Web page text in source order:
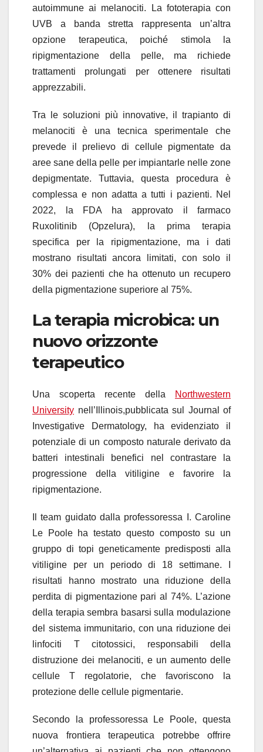
autoimmune ai melanociti. La fototerapia con
UVB a banda stretta rappresenta un’altra
opzione terapeutica, poiché stimola la
ripigmentazione della pelle, ma richiede
trattamenti prolungati per ottenere risultati
apprezzabili.
Tra le soluzioni più innovative, il trapianto di
melanociti è una tecnica sperimentale che
prevede il prelievo di cellule pigmentate da
aree sane della pelle per impiantarle nelle zone
depigmentate. Tuttavia, questa procedura è
complessa e non adatta a tutti i pazienti. Nel
2022, la FDA ha approvato il farmaco
Ruxolitinib (Opzelura), la prima terapia
specifica per la ripigmentazione, ma i dati
mostrano risultati ancora limitati, con solo il
30% dei pazienti che ha ottenuto un recupero
della pigmentazione superiore al 75%.
La terapia microbica: un
nuovo orizzonte
terapeutico
Una scoperta recente della
Northwestern
University nell’Illinois,pubblicata sul Journal of
Investigative Dermatology, ha evidenziato il
potenziale di un composto naturale derivato da
batteri intestinali benefici nel contrastare la
progressione della vitiligine e favorire la
ripigmentazione.
Il team guidato dalla professoressa I. Caroline
Le Poole ha testato questo composto su un
gruppo di topi geneticamente predisposti alla
vitiligine per un periodo di 18 settimane. I
risultati hanno mostrato una riduzione della
perdita di pigmentazione pari al 74%. L’azione
della terapia sembra basarsi sulla modulazione
del sistema immunitario, con una riduzione dei
linfociti T citotossici, responsabili della
distruzione dei melanociti, e un aumento delle
cellule T regolatorie, che favoriscono la
protezione delle cellule pigmentarie.
Secondo la professoressa Le Poole, questa
nuova frontiera terapeutica potrebbe offrire